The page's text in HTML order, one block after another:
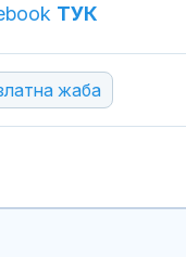
ТУК
жаба